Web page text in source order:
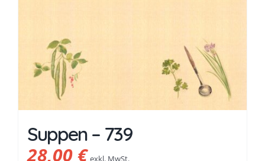
Suppen – 739
28,00€ exkl. MwSt.